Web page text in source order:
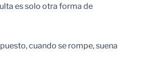
es solo otra forma de
cuando se rompe, suena